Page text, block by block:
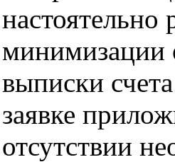
настоятельно
минимизации
выписки
заявке
отсутствии